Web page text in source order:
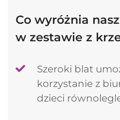
Co wyróżnia
w zestawie z
Szeroki blat
korzystanie z
dzieci